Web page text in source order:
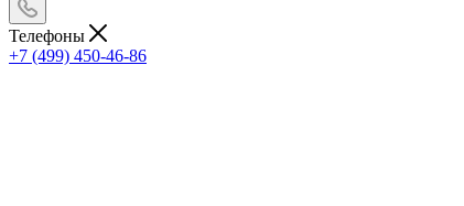
Телефоны
+7 (499) 450-46-86